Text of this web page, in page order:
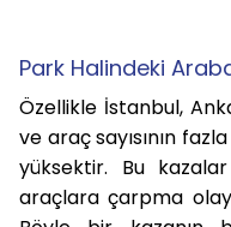
Park Halindeki
Özellikle İstanbul,
ve araç sayısının
yüksektir. Bu
araçlara çarpma